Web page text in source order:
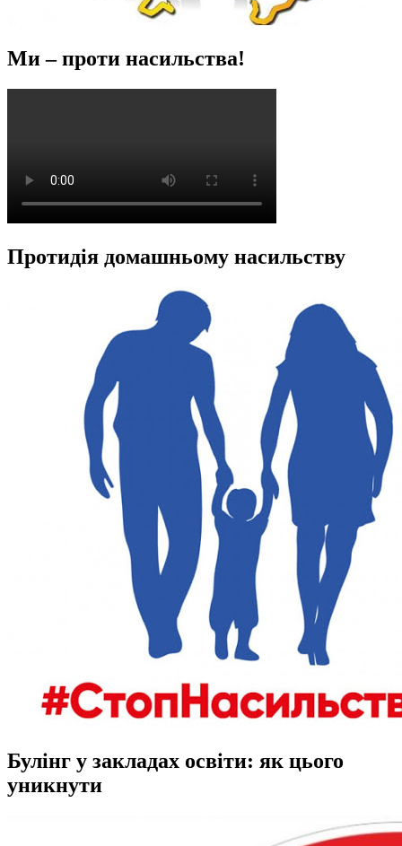
Ми – проти насильства!
Протидія домашньому насильству
Булінг у закладах освіти: як цього
уникнути